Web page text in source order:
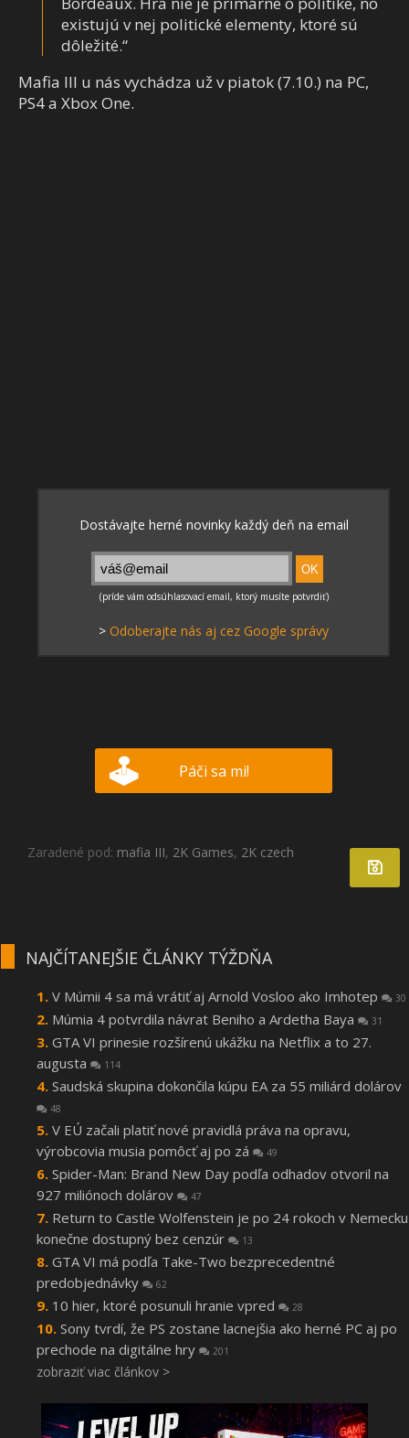
existujú v nej politické elementy, ktoré sú
dôležité.“
Mafia III u nás vychádza už v piatok (7.10.) na PC,
PS4 a Xbox One.
> Odoberajte nás aj cez Google správy
Páči sa mi!
Zaradené pod: mafia III, 2K Games, 2K czech
NAJČÍTANEJŠIE ČLÁNKY TÝŽDŇA
V Múmii 4 sa má vrátiť aj Arnold Vosloo ako Imhotep 30
Múmia 4 potvrdila návrat Beniho a Ardetha Baya 31
GTA VI prinesie rozšírenú ukážku na Netflix a to 27.
augusta
114
Saudská skupina dokončila kúpu EA za 55 miliárd dolárov
48
V EÚ začali platiť nové pravidlá práva na opravu,
výrobcovia musia pomôcť aj po zá
49
Spider-Man: Brand New Day podľa odhadov otvoril na
927 miliónoch dolárov
47
Return to Castle Wolfenstein je po 24 rokoch v Nemecku
konečne dostupný bez cenzúr
13
GTA VI má podľa Take-Two bezprecedentné
predobjednávky
62
10 hier, ktoré posunuli hranie vpred 28
Sony tvrdí, že PS zostane lacnejšia ako herné PC aj po
prechode na digitálne hry
201
zobraziť viac článkov >